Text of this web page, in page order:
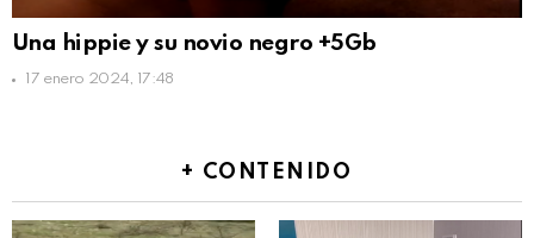
Una hippie y su novio negro +5Gb
17 enero 2024, 17:48
+ CONTENIDO